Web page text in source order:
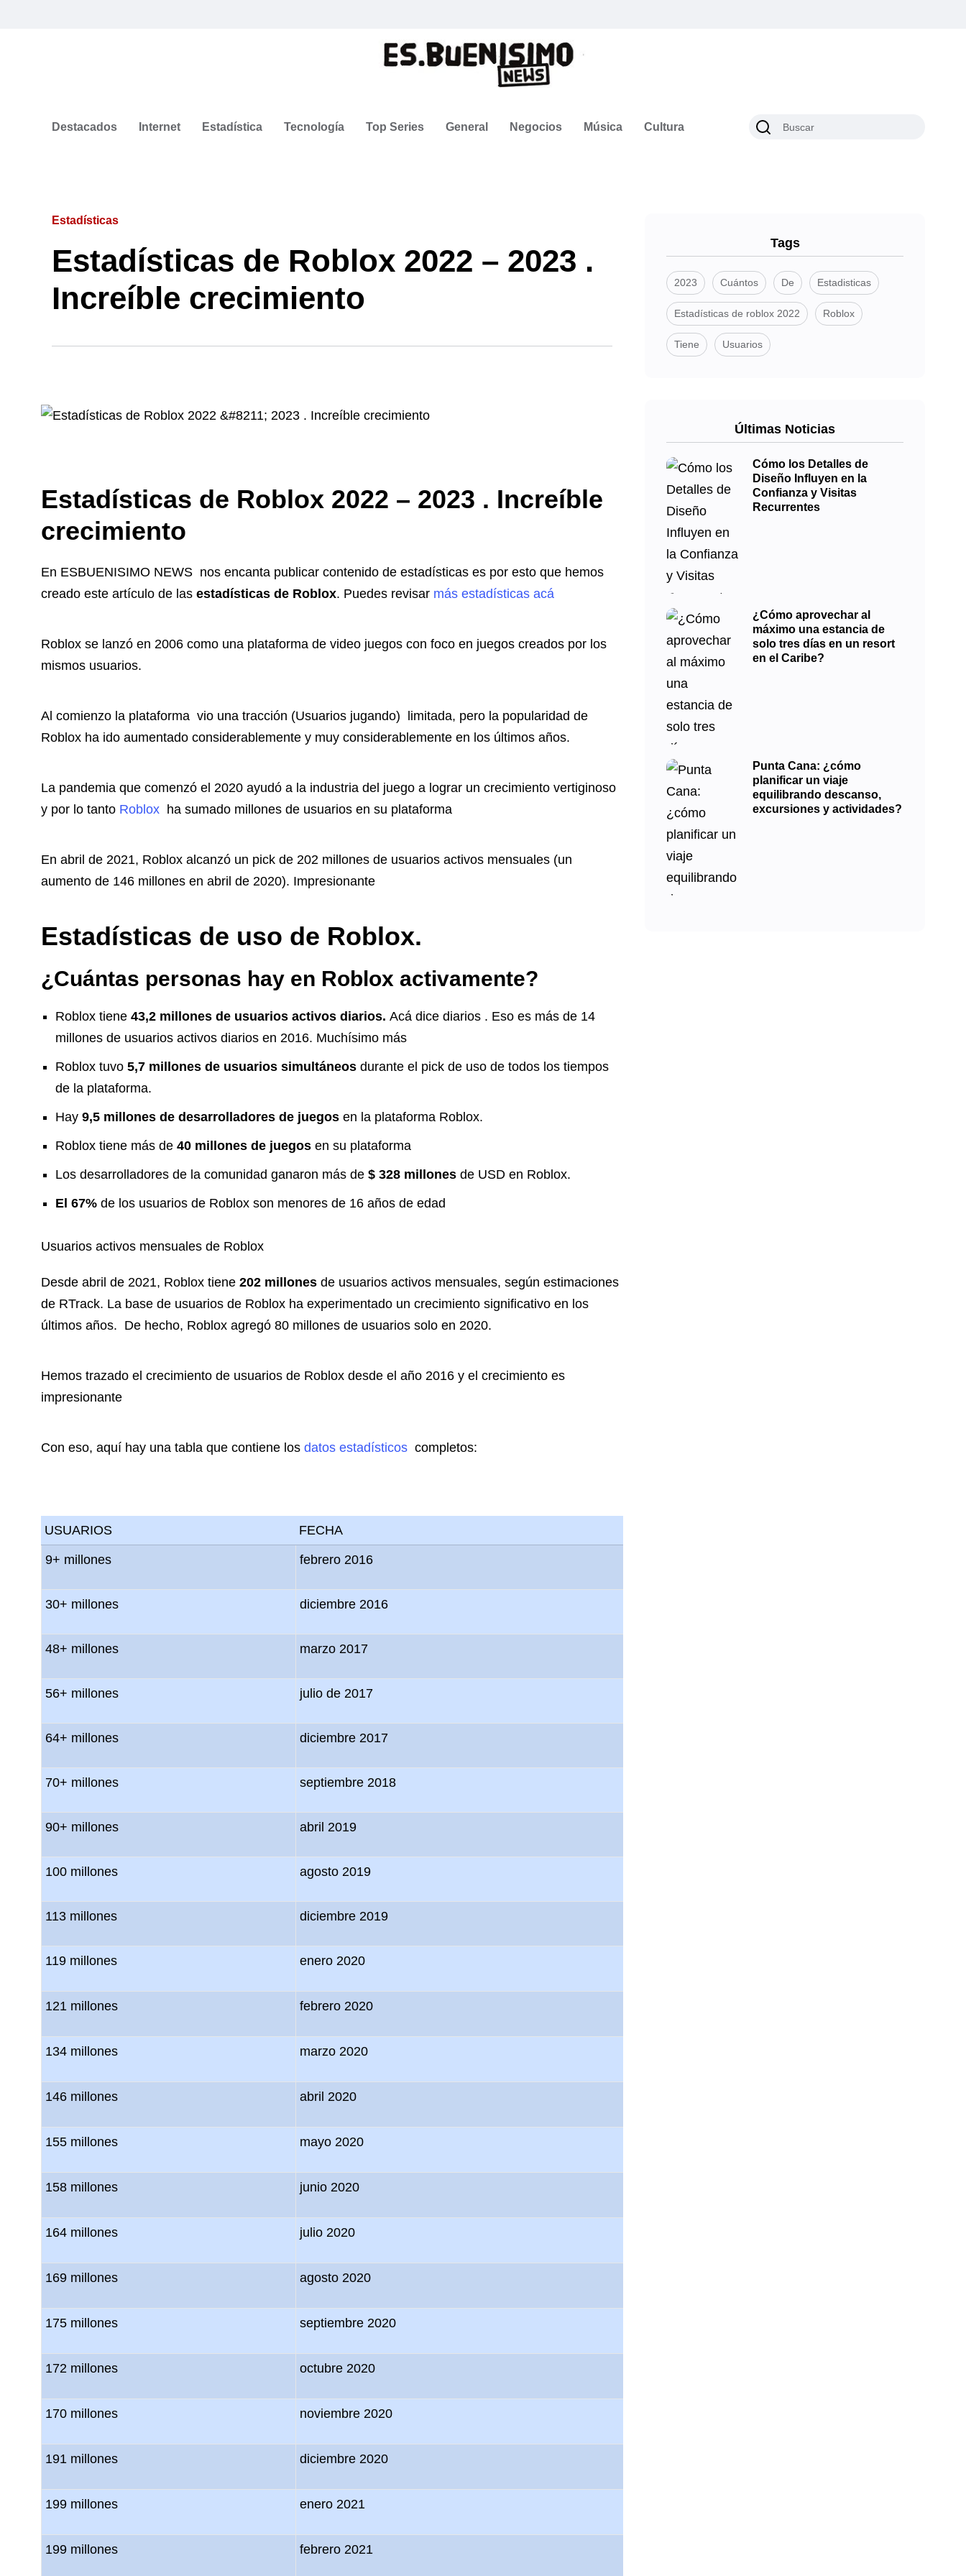
Destacados Internet Estadística Tecnología Top Series General Negocios Música Cultura
Estadísticas
Estadísticas de Roblox 2022 – 2023 .
Increíble crecimiento
Estadísticas de Roblox 2022 – 2023 . Increíble
crecimiento
En ESBUENISIMO NEWS nos encanta publicar contenido de estadísticas es por esto que hemos
creado este artículo de las estadísticas de Roblox. Puedes revisar más estadísticas acá
Roblox se lanzó en 2006 como una plataforma de video juegos con foco en juegos creados por los
mismos usuarios.
Al comienzo la plataforma vio una tracción (Usuarios jugando) limitada, pero la popularidad de
Roblox ha ido aumentado considerablemente y muy considerablemente en los últimos años.
La pandemia que comenzó el 2020 ayudó a la industria del juego a lograr un crecimiento vertiginoso
y por lo tanto Roblox ha sumado millones de usuarios en su plataforma
En abril de 2021, Roblox alcanzó un pick de 202 millones de usuarios activos mensuales (un
aumento de 146 millones en abril de 2020). Impresionante
Estadísticas de uso de Roblox.
¿Cuántas personas hay en Roblox activamente?
Roblox tiene 43,2 millones de usuarios activos diarios. Acá dice diarios . Eso es más de 14
millones de usuarios activos diarios en 2016. Muchísimo más
Roblox tuvo 5,7 millones de usuarios simultáneos durante el pick de uso de todos los tiempos
de la plataforma.
Hay 9,5 millones de desarrolladores de juegos en la plataforma Roblox.
Roblox tiene más de 40 millones de juegos en su plataforma
Los desarrolladores de la comunidad ganaron más de $ 328 millones de USD en Roblox.
El 67% de los usuarios de Roblox son menores de 16 años de edad
Usuarios activos mensuales de Roblox
Desde abril de 2021, Roblox tiene 202 millones de usuarios activos mensuales, según estimaciones
de RTrack. La base de usuarios de Roblox ha experimentado un crecimiento significativo en los
últimos años. De hecho, Roblox agregó 80 millones de usuarios solo en 2020.
Hemos trazado el crecimiento de usuarios de Roblox desde el año 2016 y el crecimiento es
impresionante
Con eso, aquí hay una tabla que contiene los datos estadísticos completos:
USUARIOS FECHA
9+ millones febrero 2016
30+ millones diciembre 2016
48+ millones marzo 2017
56+ millones julio de 2017
64+ millones diciembre 2017
70+ millones septiembre 2018
90+ millones abril 2019
100 millones agosto 2019
113 millones diciembre 2019
119 millones enero 2020
121 millones febrero 2020
134 millones marzo 2020
146 millones abril 2020
155 millones mayo 2020
158 millones junio 2020
164 millones julio 2020
169 millones agosto 2020
175 millones septiembre 2020
172 millones octubre 2020
170 millones noviembre 2020
191 millones diciembre 2020
199 millones enero 2021
199 millones febrero 2021
Tags
2023 Cuántos De Estadisticas
Estadísticas de roblox 2022 Roblox
Tiene Usuarios
Últimas Noticias
Cómo los Detalles de
Diseño Influyen en la
Confianza y Visitas
Recurrentes
¿Cómo aprovechar al
máximo una estancia de
solo tres días en un resort
en el Caribe?
Punta Cana: ¿cómo
planificar un viaje
equilibrando descanso,
excursiones y actividades?